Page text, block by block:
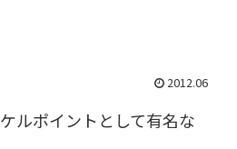
2012.06
ルポイントとして有名な